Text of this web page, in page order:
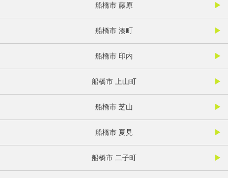
船橋市 藤原
船橋市 湊町
船橋市 印内
船橋市 上山町
船橋市 芝山
船橋市 夏見
船橋市 二子町